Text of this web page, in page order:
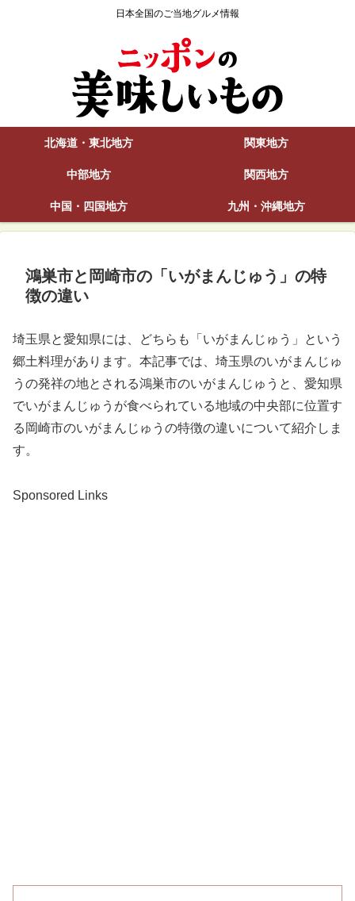
日本全国のご当地グルメ情報
北海道・東北地方 関東地方
中部地方 関西地方
中国・四国地方 九州・沖縄地方
鴻巣市と岡崎市の「いがまんじゅう」の特
徴の違い
埼玉県と愛知県には、どちらも「いがまんじゅう」という
郷土料理があります。本記事では、埼玉県のいがまんじゅ
うの発祥の地とされる鴻巣市のいがまんじゅうと、愛知県
でいがまんじゅうが食べられている地域の中央部に位置す
る岡崎市のいがまんじゅうの特徴の違いについて紹介しま
す。
Sponsored Links